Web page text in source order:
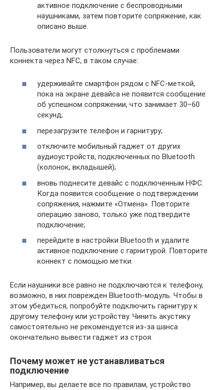
активное подключение с беспроводными
наушниками, затем повторите сопряжение, как
описано выше.
Пользователи могут столкнуться с проблемами
коннекта через NFC, в таком случае:
удерживайте смартфон рядом с NFC-меткой,
пока на экране девайса не появится сообщение
об успешном сопряжении, что занимает 30–60
секунд;
перезагрузите телефон и гарнитуру;
отключите мобильный гаджет от других
аудиоустройств, подключенных по Bluetooth
(колонок, вкладышей);
вновь поднесите девайс с подключенным НФС.
Когда появится сообщение о подтверждении
сопряжения, нажмите «Отмена». Повторите
операцию заново, только уже подтвердите
подключение;
перейдите в настройки Bluetooth и удалите
активное подключение с гарнитурой. Повторите
коннект с помощью метки.
Если наушники все равно не подключаются к телефону,
возможно, в них поврежден Bluetooth-модуль. Чтобы в
этом убедиться, попробуйте подключить гарнитуру к
другому телефону или устройству. Чинить акустику
самостоятельно не рекомендуется из-за шанса
окончательно вывести гаджет из строя.
Почему может не устанавливаться
подключение
Например, вы делаете все по правилам, устройство